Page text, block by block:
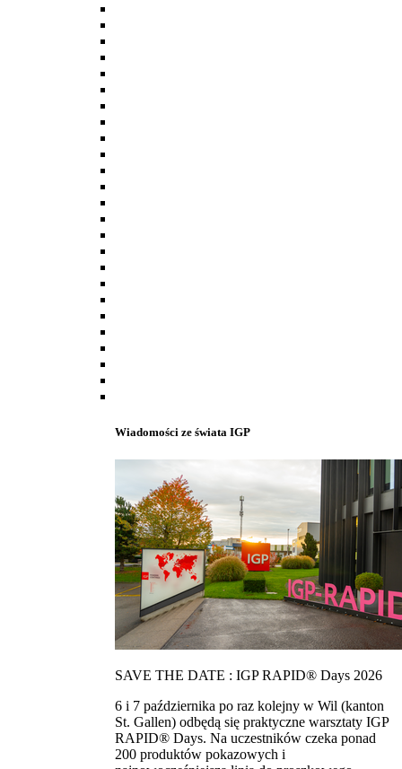
Wiadomości ze świata IGP
SAVE THE DATE : IGP RAPID® Days 2026
6 i 7 października po raz kolejny w Wil (kanton
St. Gallen) odbędą się praktyczne warsztaty IGP
RAPID® Days. Na uczestników czeka ponad
200 produktów pokazowych i